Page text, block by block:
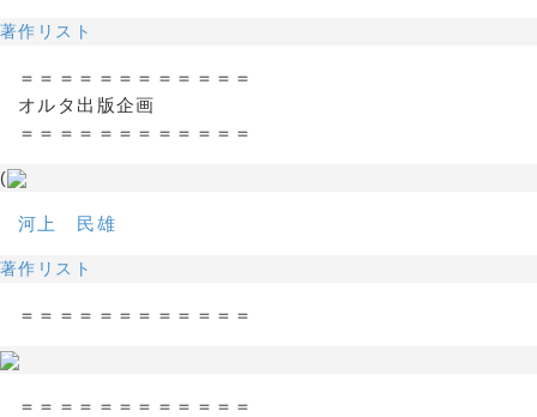
著作リスト
＝＝＝＝＝＝＝＝＝＝＝＝
オルタ出版企画
＝＝＝＝＝＝＝＝＝＝＝＝
(
河上 民雄
著作リスト
＝＝＝＝＝＝＝＝＝＝＝＝
＝＝＝＝＝＝＝＝＝＝＝＝